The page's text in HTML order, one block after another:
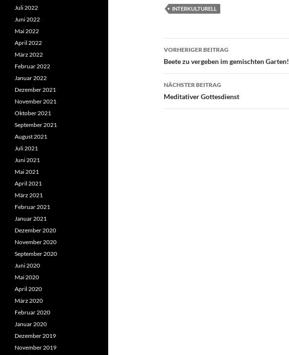
INTERKULTURELL
Beitragsnavigation
VORHERIGER BEITRAG
Beete zu vergeben im gemischten Garten!
NÄCHSTER BEITRAG
Meditativer Gottesdienst
Juli 2022
Juni 2022
Mai 2022
April 2022
März 2022
Februar 2022
Januar 2022
Dezember 2021
November 2021
Oktober 2021
September 2021
August 2021
Juli 2021
Juni 2021
Mai 2021
April 2021
März 2021
Februar 2021
Januar 2021
Dezember 2020
November 2020
September 2020
Juni 2020
Mai 2020
April 2020
März 2020
Februar 2020
Januar 2020
Dezember 2019
November 2019